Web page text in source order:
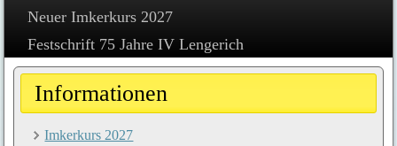
Neuer Imkerkurs 2027
Festschrift 75 Jahre IV Lengerich
Informationen
Imkerkurs 2027